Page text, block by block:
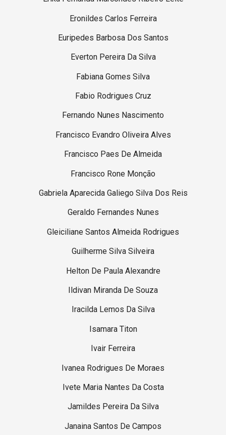
Eronildes Carlos Ferreira
Euripedes Barbosa Dos Santos
Everton Pereira Da Silva
Fabiana Gomes Silva
Fabio Rodrigues Cruz
Fernando Nunes Nascimento
Francisco Evandro Oliveira Alves
Francisco Paes De Almeida
Francisco Rone Monção
Gabriela Aparecida Galiego Silva Dos Reis
Geraldo Fernandes Nunes
Gleiciliane Santos Almeida Rodrigues
Guilherme Silva Silveira
Helton De Paula Alexandre
Ildivan Miranda De Souza
Iracilda Lemos Da Silva
Isamara Titon
Ivair Ferreira
Ivanea Rodrigues De Moraes
Ivete Maria Nantes Da Costa
Jamildes Pereira Da Silva
Janaina Santos De Campos